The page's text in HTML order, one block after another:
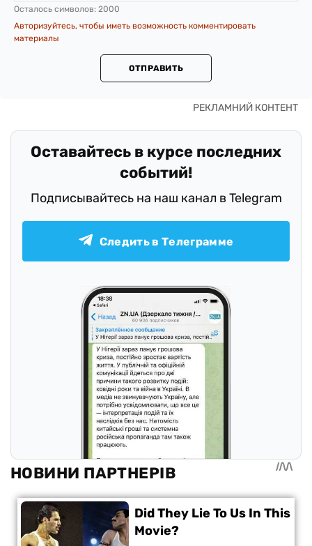
Осталось символов: 2000
Авторизуйтесь, чтобы иметь возможность комментировать
материалы
ОТПРАВИТЬ
Оставайтесь в курсе последних
событий!
Подписывайтесь на наш канал в Telegram
Следить в Телеграмме